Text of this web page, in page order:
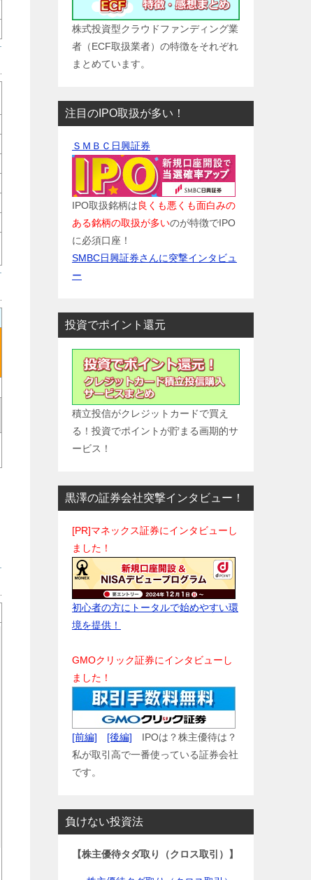
株式投資型クラウドファンディング業
者（ECF取扱業者）の特徴をそれぞれ
まとめています。
注目のIPO取扱が多い！
ＳＭＢＣ日興証券
IPO取扱銘柄は良くも悪くも面白みの
ある銘柄の取扱が多いのが特徴でIPO
に必須口座！
SMBC日興証券さんに突撃インタビュ
ー
投資でポイント還元
積立投信がクレジットカードで買え
る！投資でポイントが貯まる画期的サ
ービス！
黒澤の証券会社突撃インタビュー！
[PR]マネックス証券にインタビューし
ました！
初心者の方にトータルで始めやすい環
境を提供！
GMOクリック証券にインタビューし
ました！
[前編] [後編] IPOは？株主優待は？
私が取引高で一番使っている証券会社
です。
負けない投資法
【株主優待タダ取り（クロス取引）】